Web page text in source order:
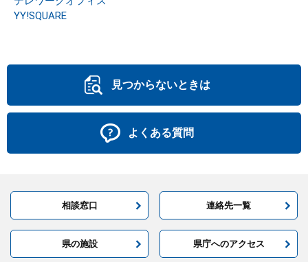
YY!SQUARE
見つからないときは
よくある質問
相談窓口 連絡先一覧
県の施設 県庁へのアクセス